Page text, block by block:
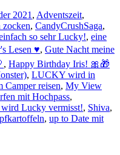
2021, Adventszeit,
zocken, CandyCrushSaga,
so sehr Lucky!, eine
Lesen ♥, Gute Nacht meine
, Happy Birthday Iris! 🎀🎁
, LUCKY wird in
Camper reisen, My View
mit Hochpass,
wird Lucky vermisst!, Shiva,
, up to Date mit